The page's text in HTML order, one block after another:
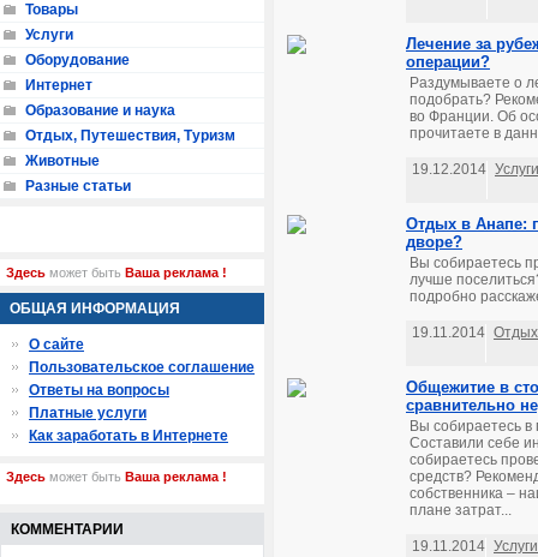
Лечение за
операции?
Раздумываете о
подобрать?
во Франции. Об
прочитаете в
19.12.2014 Услуги
Отдых в Анапе:
дворе?
Вы собираетесь
лучше
подробно
19.11.2014
Общежитие в
сравнительно
Вы собираетесь
Составили себе
собираетесь
средств?
собственника –
плане затрат...
19.11.2014 Услуги
Товары
Услуги
Оборудование
Интернет
Образование и наука
Отдых, Путешествия, Туризм
Животные
Разные статьи
Здесь может быть Ваша реклама !
ОБЩАЯ ИНФОРМАЦИЯ
О сайте
Пользовательское соглашение
Ответы на вопросы
Платные услуги
Как заработать в Интернете
Здесь может быть Ваша реклама !
КОММЕНТАРИИ